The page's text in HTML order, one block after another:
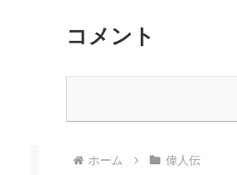
コメント
ホーム 偉人伝